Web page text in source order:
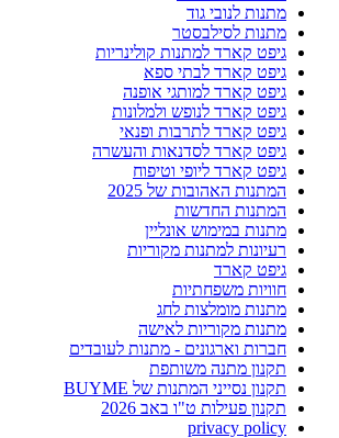
מתנות לנובי גוד
מתנות לסילבסטר
גיפט קארד למתנות קולינריות
גיפט קארד לבתי ספא
גיפט קארד למותגי אופנה
גיפט קארד לנופש ולמלונות
גיפט קארד לתרבות ופנאי
גיפט קארד לסדנאות והעשרה
גיפט קארד ליופי וטיפוח
המתנות האהובות של 2025
המתנות החדשות
מתנות במימוש אונליין
רעיונות למתנות מקוריות
גיפט קארד
חוויות משפחתיות
מתנות מומלצות לחג
מתנות מקוריות לאישה
חברות וארגונים - מתנות לעובדים
תקנון מתנה משותפת
תקנון נסייני המתנות של BUYME
תקנון פעילות ט"ו באב 2026
privacy policy